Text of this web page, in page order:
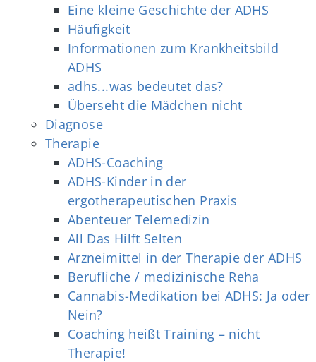
Eine kleine Geschichte der ADHS
Häufigkeit
Informationen zum Krankheitsbild
ADHS
adhs...was bedeutet das?
Überseht die Mädchen nicht
Diagnose
Therapie
ADHS-Coaching
ADHS-Kinder in der
ergotherapeutischen Praxis
Abenteuer Telemedizin
All Das Hilft Selten
Arzneimittel in der Therapie der ADHS
Berufliche / medizinische Reha
Cannabis-Medikation bei ADHS: Ja oder
Nein?
Coaching heißt Training – nicht
Therapie!